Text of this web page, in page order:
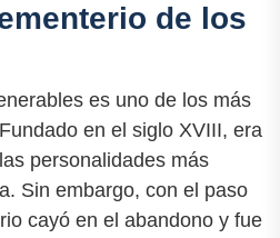
de los
es uno de los más
en el siglo XVIII, era
personalidades más
Sin embargo, con el paso
cayó en el abandono y fue